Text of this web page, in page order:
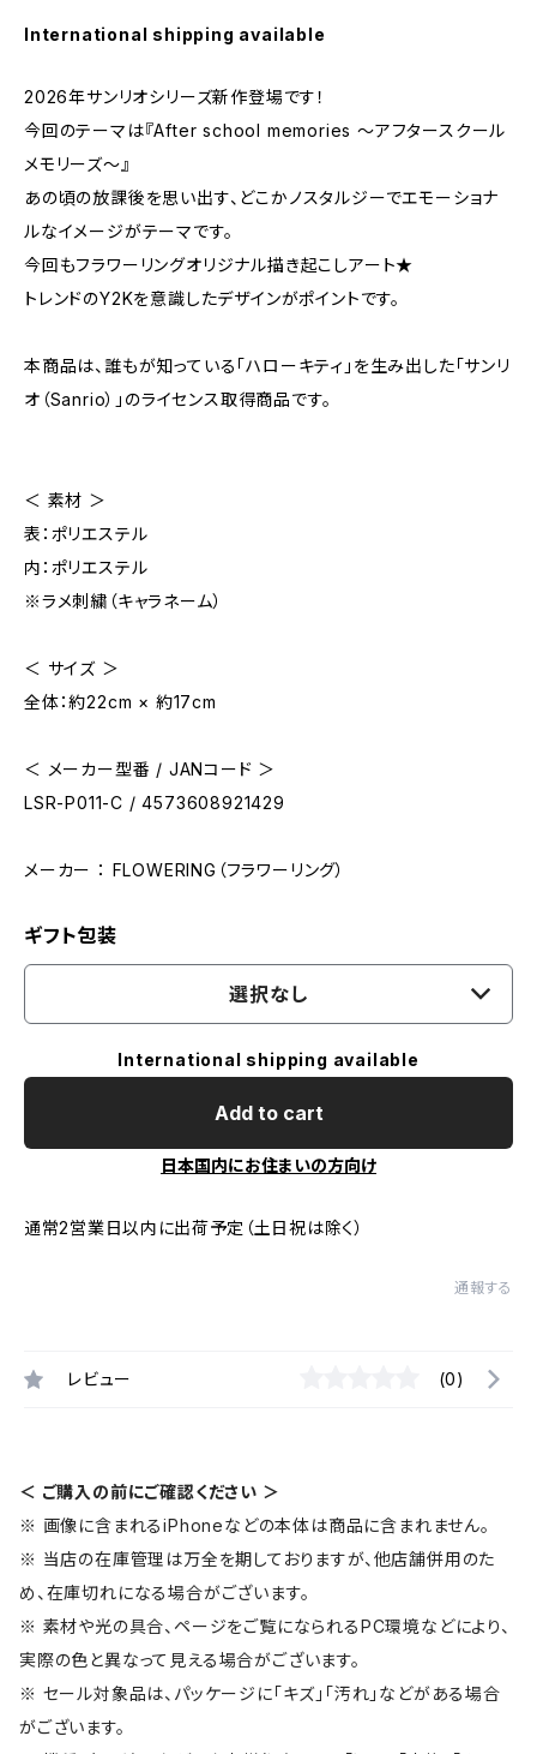
International shipping available
2026年サンリオシリーズ新作登場です！
今回のテーマは『After school memories ～アフタースクール
メモリーズ～』
あの頃の放課後を思い出す、どこかノスタルジーでエモーショナ
ルなイメージがテーマです。
今回もフラワーリングオリジナル描き起こしアート★
トレンドのY2Kを意識したデザインがポイントです。
本商品は、誰もが知っている「ハローキティ」を生み出した「サンリ
オ（Sanrio）」のライセンス取得商品です。
＜ 素材 ＞
表：ポリエステル
内：ポリエステル
※ラメ刺繍（キャラネーム）
＜ サイズ ＞
全体：約22cm × 約17cm
＜ メーカー型番 / JANコード ＞
LSR-P011-C / 4573608921429
メーカー ： FLOWERING（フラワーリング）
ギフト包装
選択なし
International shipping available
Add to cart
日本国内にお住まいの方向け
通常2営業日以内に出荷予定（土日祝は除く）
通報する
レビュー (0)
＜ ご購入の前にご確認ください ＞
※ 画像に含まれるiPhoneなどの本体は商品に含まれません。
※ 当店の在庫管理は万全を期しておりますが、他店舗併用のた
め、在庫切れになる場合がございます。
※ 素材や光の具合、ページをご覧になられるPC環境などにより、
実際の色と異なって見える場合がございます。
※ セール対象品は、パッケージに「キズ」「汚れ」などがある場合
がございます。